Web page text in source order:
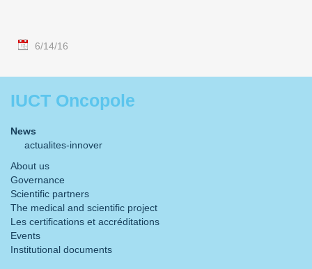
6/14/16
IUCT Oncopole
News
actualites-innover
About us
Governance
Scientific partners
The medical and scientific project
Les certifications et accréditations
Events
Institutional documents